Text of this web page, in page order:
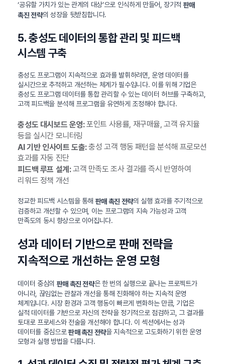
‘공유할 가치가 있는 관계의 대상’으로 인식하게 만들어, 장기적 판매
촉진 전략의 성장을 뒷받침합니다.
5. 충성도 데이터의 통합 관리 및 피드백
시스템 구축
충성도 프로그램이 지속적으로 효과를 발휘하려면, 운영 데이터를
실시간으로 추적하고 개선하는 체계가 필수입니다. 이를 위해 기업은
충성도 프로그램 데이터를 통합 관리할 수 있는 데이터 허브를 구축하고,
고객 피드백을 분석해 프로그램을 유연하게 조정해야 합니다.
충성도 대시보드 운영:포인트 사용률, 재구매율, 고객 유지율
등을 실시간 모니터링
AI 기반 인사이트 도출:충성 고객 행동 패턴을 분석해 프로모션
효과를 자동 진단
피드백 루프 설계:고객 만족도 조사 결과를 즉시 반영하여
리워드 정책 개선
정교한 피드백 시스템을 통해 판매 촉진 전략의 실행 효과를 주기적으로
검증하고 개선할 수 있으며, 이는 프로그램의 지속 가능성과 고객
만족도의 동시 향상으로 이어집니다.
성과 데이터 기반으로 판매 전략을
지속적으로 개선하는 운영 모형
데이터 중심의 판매 촉진 전략은 한 번의 실행으로 끝나는 프로젝트가
아니라, 끊임없는 관찰과 개선을 통해 진화해야 하는 지속적 운영
체계입니다. 시장 환경과 고객 행동이 빠르게 변화하는 만큼, 기업은
실적 데이터를 기반으로 자신의 전략을 정기적으로 점검하고, 그 결과를
토대로 프로세스와 전술을 개선해야 합니다. 이 섹션에서는 성과
데이터를 중심으로 판매 촉진 전략을 지속적으로 고도화하기 위한 운영
모형과 실행 방법을 다룹니다.